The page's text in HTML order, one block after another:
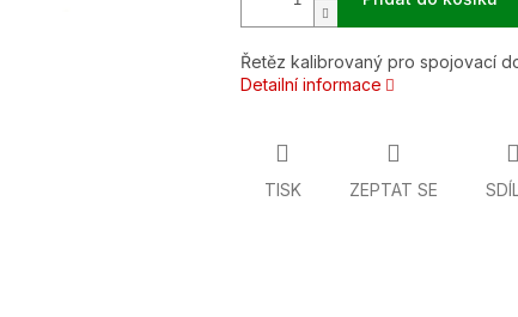
Řetěz kalibrovaný pro spojovací
Detailní informace
TISK ZEPTAT SE